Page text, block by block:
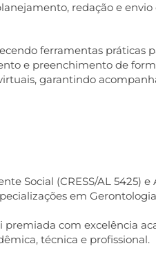
redação e
ferramentas práticas
e preenchimento de
garantindo
Social (CRESS/AL 5425)
em
com excelência
técnica e profissional.